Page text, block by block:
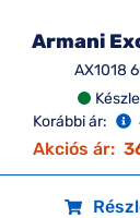
Armani
AX1018
Korábbi ár:
Akciós ár: